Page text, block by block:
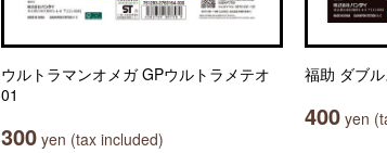
ウルトラマンオメガ GPウルトラメテオ
01
300 yen (tax included)
福助 ダブ
400 yen